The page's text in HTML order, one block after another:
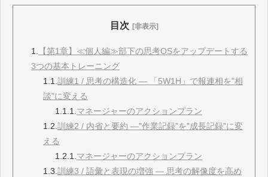
目次 [非表示]
1. 【第1章】≪個人編≫部下の思考OSをアップデートする
3つの基本トレーニング
1.1.訓練1 / 思考の構造化 ― 「5W1H」で報連相を"相
談"に変える
1.1.1.マネージャーのアクションプラン
1.2.訓練2 / 内省と要約 ―"作業記録"を"成長記録"に変
える
1.2.1.マネージャーのアクションプラン
1.3.訓練3 / 語彙と表現の増強 ― 思考の解像度を高め